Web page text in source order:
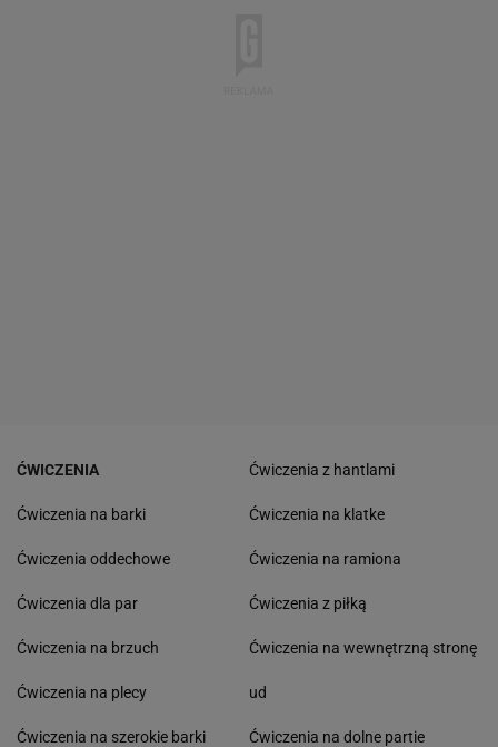
ĆWICZENIA
Ćwiczenia na barki
Ćwiczenia oddechowe
Ćwiczenia dla par
Ćwiczenia na brzuch
Ćwiczenia na plecy
Ćwiczenia na szerokie barki
Ćwiczenia z hantlami
Ćwiczenia na klatke
Ćwiczenia na ramiona
Ćwiczenia z piłką
Ćwiczenia na wewnętrzną stronę
ud
Ćwiczenia na dolne partie